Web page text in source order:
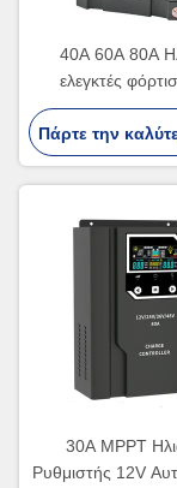
40A 60A 80A
ελεγκτές
μόλυβδο, οξύ
τάσης
Πάρτε την
30A MPPT
Ρυθμιστής 12V